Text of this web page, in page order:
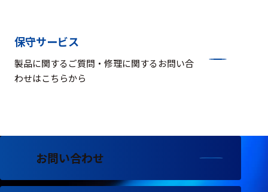
保守サービス
製品に関するご質問・修理に関するお問い合
わせはこちらから
お問い合わせ